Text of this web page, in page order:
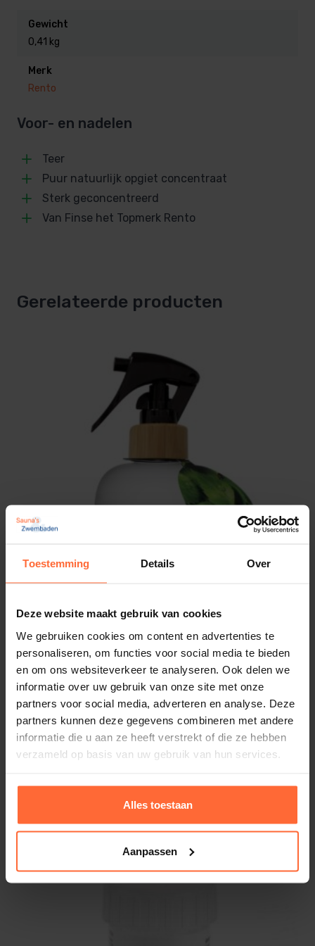
Toestemming Details Over
Deze website maakt gebruik van cookies
We gebruiken cookies om content en advertenties te
personaliseren, om functies voor social media te bieden
en om ons websiteverkeer te analyseren. Ook delen we
informatie over uw gebruik van onze site met onze
partners voor social media, adverteren en analyse. Deze
partners kunnen deze gegevens combineren met andere
informatie die u aan ze heeft verstrekt of die ze hebben
verzameld op basis van uw gebruik van hun services.
Alles toestaan
Aanpassen
Bestel hier voordelig de Rento
saunageuren, uit voorraad
leverbaar en snel in huis.
Gewicht
0,41 kg
Merk
Rento
Voor- en nadelen
Teer
Puur natuurlijk opgiet concentraat
Sterk geconcentreerd
Van Finse het Topmerk Rento
Gerelateerde producten